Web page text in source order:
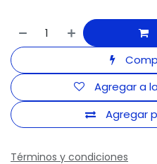
Agregar
Agregar a
Términos y condiciones